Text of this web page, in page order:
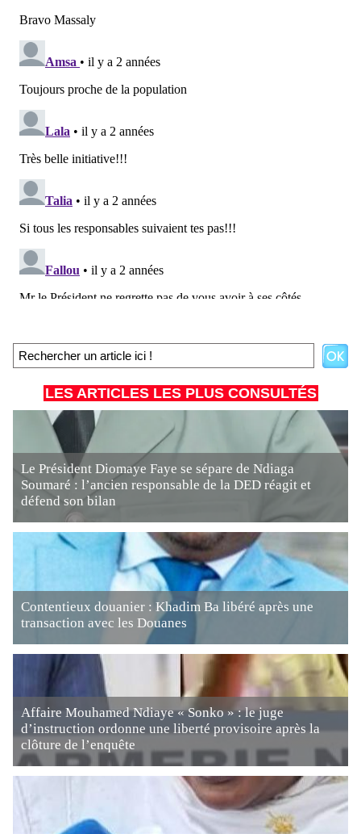
LES ARTICLES LES PLUS CONSULTÉS
Le Président Diomaye Faye se sépare de Ndiaga
Soumaré : l’ancien responsable de la DED réagit et
défend son bilan
Contentieux douanier : Khadim Ba libéré après une
transaction avec les Douanes
Affaire Mouhamed Ndiaye « Sonko » : le juge
d’instruction ordonne une liberté provisoire après la
clôture de l’enquête